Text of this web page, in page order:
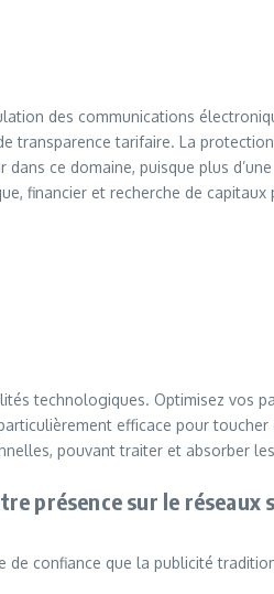
des communications
transparence tarifaire. La
ce domaine, puisque plus
financier et recherche de capitaux
technologiques. Optimisez vos
efficace pour toucher
pouvant traiter et absorber
présence sur le réseaux
confiance que la publicité